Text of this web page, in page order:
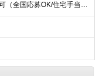
★フルリモート勤務も可（全国応募OK/住宅手当を支給します） ※案件によって常駐が必要になる場合があります。 ※希望がない限り、転勤はありません ※U・Iターン歓迎 ★ルトラの社員は全国各地で活躍中